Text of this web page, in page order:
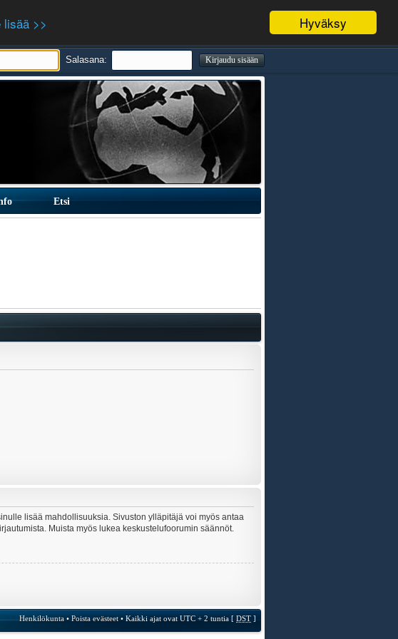
Hyväksy
lisää >>
Salasana:
Etsi
lisää mahdollisuuksia. Sivuston ylläpitäjä voi myös antaa
Muista myös lukea keskustelufoorumin säännöt.
Henkilökunta • Poista evästeet • Kaikki ajat ovat UTC + 2 tuntia [ DST ]